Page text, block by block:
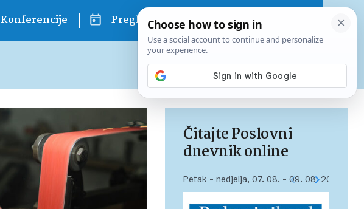
Konferencije Pregled dana
Već od 10 EUR mjesečno
Čitajte Poslovni
dnevnik online
Petak – nedjelja, 07. 08. – 09. 08. 2026.